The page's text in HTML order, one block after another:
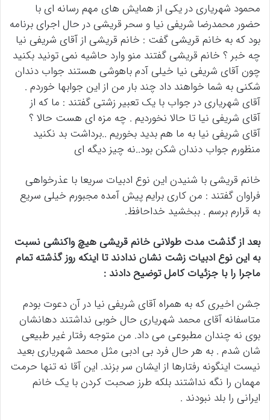
محمود شهریاری در یکی از همایش های مهم رسانه ای با
حضور محمدرضا شریفی نیا و سحر قریشی در حال اجرای برنامه
بود که به خانم قریشی گفت : خانم قریشی از آقای شریفی نیا
چه خبر ؟ خانم قریشی گفتند منو وارد حاشیه نمی تونید بکنید
چون آقای شریفی نیا خیلی آدم باهوشی هستند جواب دندان
شکنی به شما خواهند داد چند بار من از این جوابها خوردم .
آقای شهریاری در جواب با یک تعبیر زشتی گفتند : ما که از
آقای شریفی نیا تا حالا نخوردیم . چه مزه ای هست حالا ؟
آقای شریفی نیا به ما هم بدید بخوریم ..برداشت بد نکنید
منظورم جواب دندان شکن بود..نه چیز دیگه ای
خانم قریشی با شنیدن این نوع ادبیات سریعا با عذرخواهی
فراوان گفتند : من کاری برایم پیش آمده مجبورم خیلی سریع
به قرارم برسم . ببخشید خداحافظ.
بعد از گذشت مدت طولانی خانم قریشی هیچ واکنشی نسبت
به این نوع ادبیات زشت نشان ندادند تا اینکه روز گذشته تمام
ماجرا را با جزئیات کامل توضیح دادند :
جشن اخیری که به همراه آقای شریفی نیا در آن دعوت بودم
متاسفانه آقای محمد شهریاری حال خوبی نداشتند دهانشان
بوی نه چندان مطبوعی می داد. من متوجه رفتار غیر طبیعی
شان شدم . به هر حال فرد بی ادبی مثل محمد شهریاری بعید
نیست اینگونه رفتارها از ایشان سر بزند. این آقا نه تنها حرمت
مهمان را نگه نداشتند بلکه طرز صحبت کردن با یک خانم
ایرانی را بلد نبودند .